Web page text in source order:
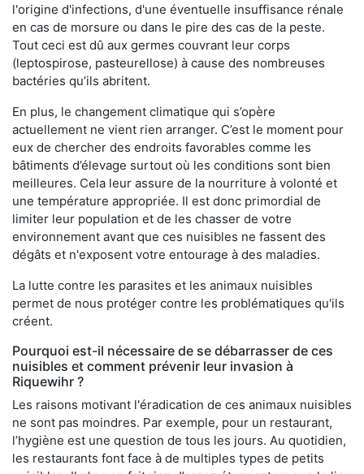
l'origine d'infections, d'une éventuelle insuffisance rénale
en cas de morsure ou dans le pire des cas de la peste.
Tout ceci est dû aux germes couvrant leur corps
(leptospirose, pasteurellose) à cause des nombreuses
bactéries qu’ils abritent.
En plus, le changement climatique qui s’opère
actuellement ne vient rien arranger. C’est le moment pour
eux de chercher des endroits favorables comme les
bâtiments d’élevage surtout où les conditions sont bien
meilleures. Cela leur assure de la nourriture à volonté et
une température appropriée. Il est donc primordial de
limiter leur population et de les chasser de votre
environnement avant que ces nuisibles ne fassent des
dégâts et n'exposent votre entourage à des maladies.
La lutte contre les parasites et les animaux nuisibles
permet de nous protéger contre les problématiques qu'ils
créent.
Pourquoi est-il nécessaire de se débarrasser de ces
nuisibles et comment prévenir leur invasion à
Riquewihr ?
Les raisons motivant l'éradication de ces animaux nuisibles
ne sont pas moindres. Par exemple, pour un restaurant,
l’hygiène est une question de tous les jours. Au quotidien,
les restaurants font face à de multiples types de petits